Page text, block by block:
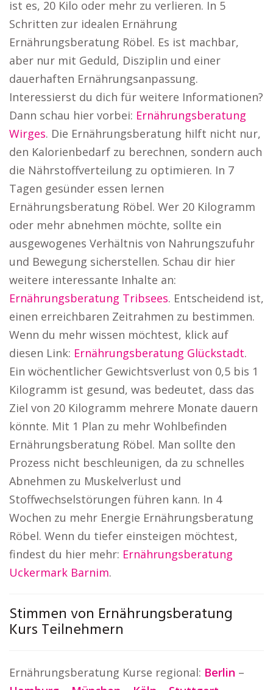
ist es, 20 Kilo oder mehr zu verlieren. In 5
Schritten zur idealen Ernährung
Ernährungsberatung Röbel. Es ist machbar,
aber nur mit Geduld, Disziplin und einer
dauerhaften Ernährungsanpassung.
Interessierst du dich für weitere Informationen?
Dann schau hier vorbei: Ernährungsberatung
Wirges. Die Ernährungsberatung hilft nicht nur,
den Kalorienbedarf zu berechnen, sondern auch
die Nährstoffverteilung zu optimieren. In 7
Tagen gesünder essen lernen
Ernährungsberatung Röbel. Wer 20 Kilogramm
oder mehr abnehmen möchte, sollte ein
ausgewogenes Verhältnis von Nahrungszufuhr
und Bewegung sicherstellen. Schau dir hier
weitere interessante Inhalte an:
Ernährungsberatung Tribsees. Entscheidend ist,
einen erreichbaren Zeitrahmen zu bestimmen.
Wenn du mehr wissen möchtest, klick auf
diesen Link: Ernährungsberatung Glückstadt.
Ein wöchentlicher Gewichtsverlust von 0,5 bis 1
Kilogramm ist gesund, was bedeutet, dass das
Ziel von 20 Kilogramm mehrere Monate dauern
könnte. Mit 1 Plan zu mehr Wohlbefinden
Ernährungsberatung Röbel. Man sollte den
Prozess nicht beschleunigen, da zu schnelles
Abnehmen zu Muskelverlust und
Stoffwechselstörungen führen kann. In 4
Wochen zu mehr Energie Ernährungsberatung
Röbel. Wenn du tiefer einsteigen möchtest,
findest du hier mehr: Ernährungsberatung
Uckermark Barnim.
Stimmen von Ernährungsberatung
Kurs Teilnehmern
Ernährungsberatung Kurse regional: Berlin –